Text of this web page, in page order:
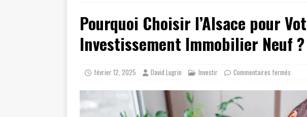
Pourquoi Choisir l’Alsace pour
Investissement Immobilier Neuf ?
février 12, 2025 David Lugrin Investir Commentaires fermés